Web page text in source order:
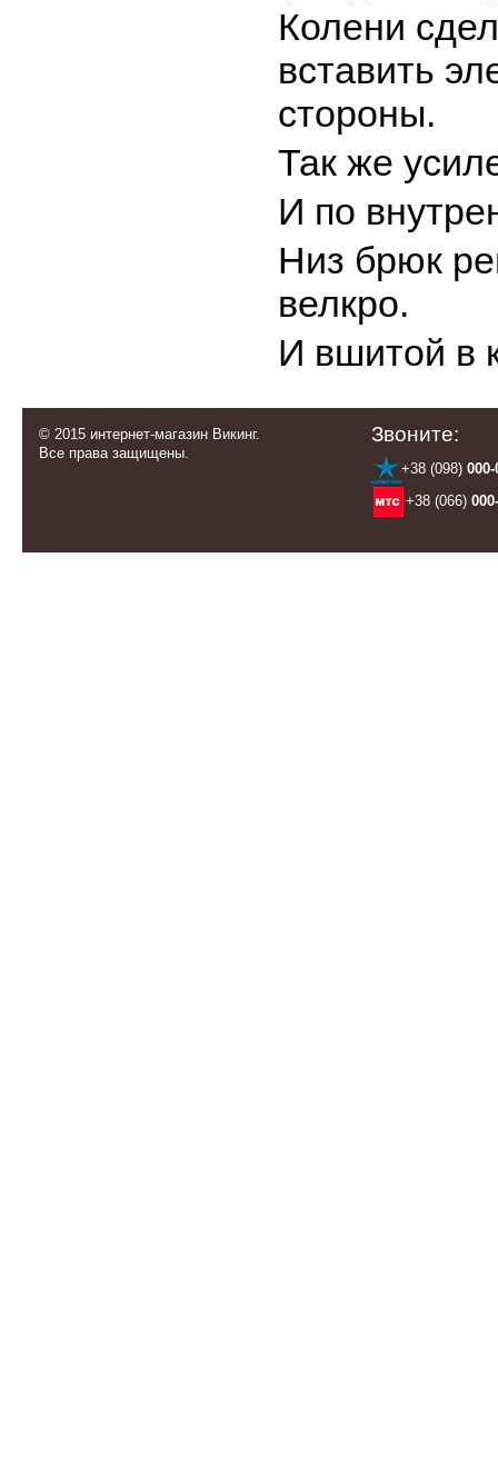
Колени
вставить
стороны.
Так же
И по
Низ брюк
велкро.
И вшитой в
© 2015 интернет-магазин Викинг.
Все права защищены.
Звоните:
+38 (098) 000-
+38 (066)